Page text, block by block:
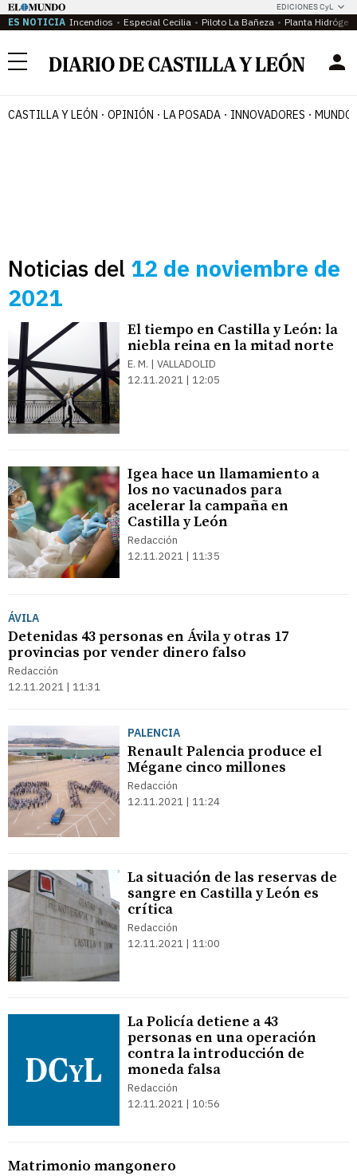
EDICIONES CyL
ES NOTICIA Incendios Especial Cecilia Piloto La Bañeza Planta
Menú
CASTILLA Y LEÓN OPINIÓN LA POSADA INNOVADORES MUNDO
Noticias del 12 de noviembre de
2021
El tiempo en Castilla y León: la
niebla reina en la mitad norte
E. M. | VALLADOLID
12.11.2021 | 12:05
Igea hace un llamamiento a
los no vacunados para
acelerar la campaña en
Castilla y León
Redacción
12.11.2021 | 11:35
ÁVILA
Detenidas 43 personas en Ávila y otras 17
provincias por vender dinero falso
Redacción
12.11.2021 | 11:31
PALENCIA
Renault Palencia produce el
Mégane cinco millones
Redacción
12.11.2021 | 11:24
La situación de las reservas de
sangre en Castilla y León es
crítica
Redacción
12.11.2021 | 11:00
La Policía detiene a 43
personas en una operación
contra la introducción de
moneda falsa
Redacción
12.11.2021 | 10:56
Matrimonio mangonero